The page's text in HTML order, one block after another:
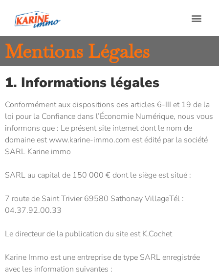
Mentions Légales
1. Informations légales
Conformément aux dispositions des articles 6-III et 19 de la
loi pour la Confiance dans l’Économie Numérique, nous vous
informons que : Le présent site internet dont le nom de
domaine est www.karine-immo.com est édité par la société
SARL Karine immo
SARL au capital de 150 000 € dont le siège est situé :
7 route de Saint Trivier 69580 Sathonay VillageTél :
04.37.92.00.33
Le directeur de la publication du site est K.Cochet
Karine Immo est une entreprisede type SARL enregistrée
avec les information suivantes :